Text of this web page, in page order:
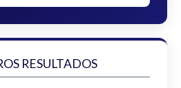
RESULTADOS